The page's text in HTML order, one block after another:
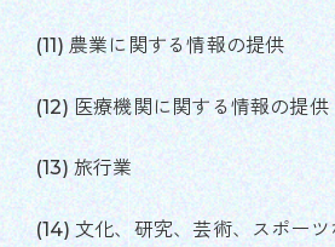
農業に関する情報の提供
医療機関に関する情報の提供
旅行業
文化、研究、芸術、スポー